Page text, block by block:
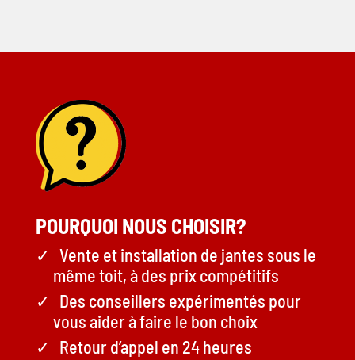
POURQUOI NOUS CHOISIR?
Vente et installation de jantes sous le
même toit, à des prix compétitifs
Des conseillers expérimentés pour
vous aider à faire le bon choix
Retour d’appel en 24 heures